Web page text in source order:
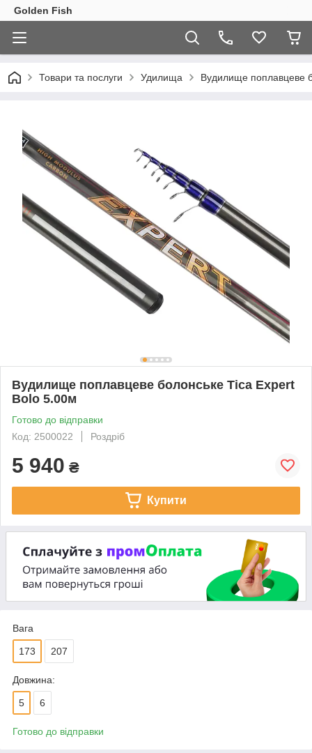
Golden Fish
Товари та послуги Удилища Вудилище поплавцеве
Вудилище поплавцеве болонське Tica Expert
Bolo 5.00м
Готово до відправки
Код: 2500022
Роздріб
5 940 ₴
Купити
Вага
173 207
Довжина:
5 6
Готово до відправки